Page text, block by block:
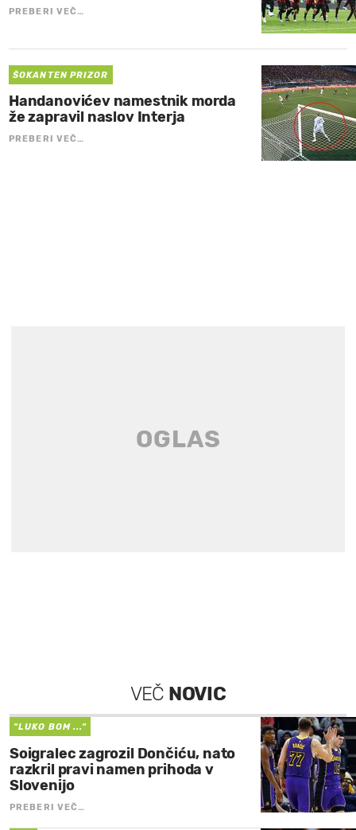
PREBERI VEČ…
ŠOKANTEN PRIZOR
Handanovićev namestnik morda
že zapravil naslov Interja
PREBERI VEČ…
VEČ NOVIC
"LUKO BOM ..."
Soigralec zagrozil Dončiću, nato
razkril pravi namen prihoda v
Slovenijo
PREBERI VEČ…